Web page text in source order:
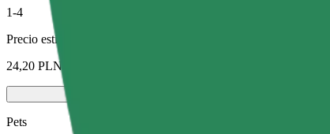
1-4
Precio estimado
24,20 PLN
Pets